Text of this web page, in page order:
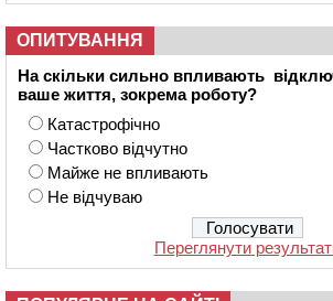
ОПИТУВАННЯ
На скільки сильно впливають
ваше життя, зокрема роботу?
Катастрофічно
Частково відчутно
Майже не впливають
Не відчуваю
Переглянути